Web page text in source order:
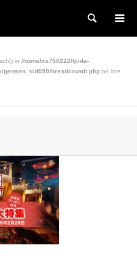
検索
in /home/xs750222/tjiida-
gensen_tcd050/breadcrumb.php on line